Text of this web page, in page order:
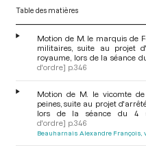
Table des matières
Motion de M. le marquis de
militaires, suite au projet
royaume, lors de la séance
d'ordre] p.346
Motion de M. le vicomte
peines, suite au projet
lors de la séance du 4
d'ordre] p.346
Beauharnais Alexandre François,